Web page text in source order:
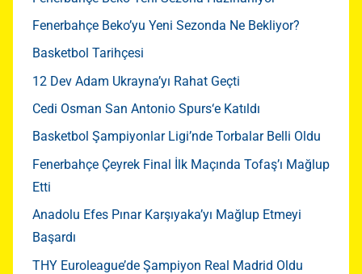
Fenerbahçe Beko’yu Yeni Sezonda Ne Bekliyor?
Basketbol Tarihçesi
12 Dev Adam Ukrayna’yı Rahat Geçti
Cedi Osman San Antonio Spurs‘e Katıldı
Basketbol Şampiyonlar Ligi’nde Torbalar Belli Oldu
Fenerbahçe Çeyrek Final İlk Maçında Tofaş’ı Mağlup
Etti
Anadolu Efes Pınar Karşıyaka’yı Mağlup Etmeyi
Başardı
THY Euroleague’de Şampiyon Real Madrid Oldu